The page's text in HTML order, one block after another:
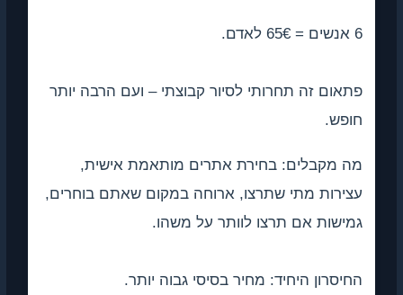
זה תחרותי לסיור קבוצתי – ועם הרבה יותר
מקבלים: בחירת אתרים מותאמת אישית,
מתי שתרצו, ארוחה במקום שאתם בוחרים,
אם תרצו לוותר על משהו.
היחיד: מחיר בסיסי גבוה יותר.